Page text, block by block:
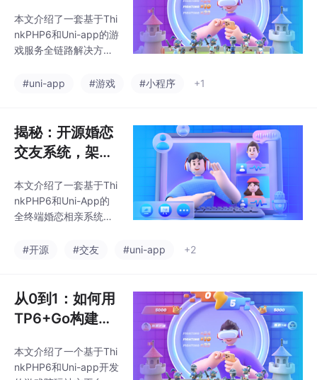
程，重点演示了兑换码
生成、限免活动、会员
体系等运营功能，并提
南。相比SaaS方案，这
人开发者低成本启动知
识付费业
app 实现多端一
体化
本文介绍了一套基于Thi
nkPHP6和Uni-app的游
戏服务全链路解决方
信、H5、PC、AP
店员端、打手端等角色
模块，通过权限控制实
现业务隔离。关键技术
dis队列处理高并发、B
Crypt数据加密等安全
机制，适用于代练公
务场景，提供订单管
务自动化和私域流量运
#uni-app #游戏 #小程序 +1
揭秘：开源婚恋
交友系统，架构
实现
本文介绍了一套基于Thi
nkPHP6和Uni-App的
全终端婚恋相亲系统，
程序、H5和PC五端同
系、媒婆推广、门店加
盟、实时音视频等功能
模块，通过JWT实现跨
现上利用Workerman构
建即时通讯服务，采用
#开源 #交友 #uni-app +2
从0到1：如何用
TP6+Go构建一
在线的游戏陪玩/
本文介绍了一个基于Thi
nkPHP6和Uni-app开发